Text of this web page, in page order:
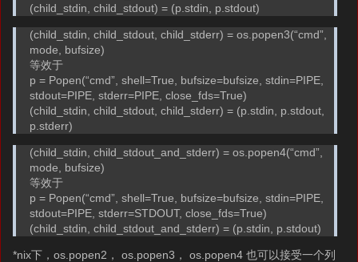
(child_stdin, child_stdout) = (p.stdin, p.stdout)
(child_stdin, child_stdout, child_stderr) = os.popen3(“cmd”,
mode, bufsize)
等效于
p = Popen(“cmd”, shell=True, bufsize=bufsize, stdin=PIPE,
stdout=PIPE, stderr=PIPE, close_fds=True)
(child_stdin, child_stdout, child_stderr) = (p.stdin, p.stdout,
p.stderr)
(child_stdin, child_stdout_and_stderr) = os.popen4(“cmd”,
mode, bufsize)
等效于
p = Popen(“cmd”, shell=True, bufsize=bufsize, stdin=PIPE,
stdout=PIPE, stderr=STDOUT, close_fds=True)
(child_stdin, child_stdout_and_stderr) = (p.stdin, p.stdout)
*nix下，os.popen2， os.popen3， os.popen4 也可以接受一个列